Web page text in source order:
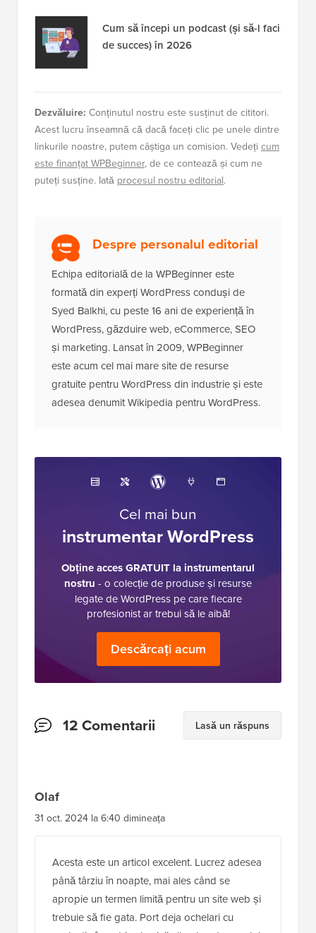
Cum să începi un podcast (și să-l faci
de succes) în 2026
Dezvăluire: Conținutul nostru este susținut de cititori.
Acest lucru înseamnă că dacă faceți clic pe unele dintre
linkurile noastre, putem câștiga un comision. Vedeți cum
este finanțat WPBeginner, de ce contează și cum ne
puteți susține. Iată procesul nostru editorial.
Despre personalul editorial
Echipa editorială de la WPBeginner este
formată din experți WordPress conduși de
Syed Balkhi, cu peste 16 ani de experiență în
WordPress, găzduire web, eCommerce, SEO
și marketing. Lansat în 2009, WPBeginner
este acum cel mai mare site de resurse
gratuite pentru WordPress din industrie și este
adesea denumit Wikipedia pentru WordPress.
Cel mai bun
instrumentar WordPress
Obține acces GRATUIT la instrumentarul
nostru - o colecție de produse și resurse
legate de WordPress pe care fiecare
profesionist ar trebui să le aibă!
Descărcați acum
Interacțiuni
12 Comentarii Lasă un răspuns
Olaf
31 oct. 2024 la 6:40 dimineața
Acesta este un articol excelent. Lucrez adesea
până târziu în noapte, mai ales când se
apropie un termen limită pentru un site web și
trebuie să fie gata. Port deja ochelari cu